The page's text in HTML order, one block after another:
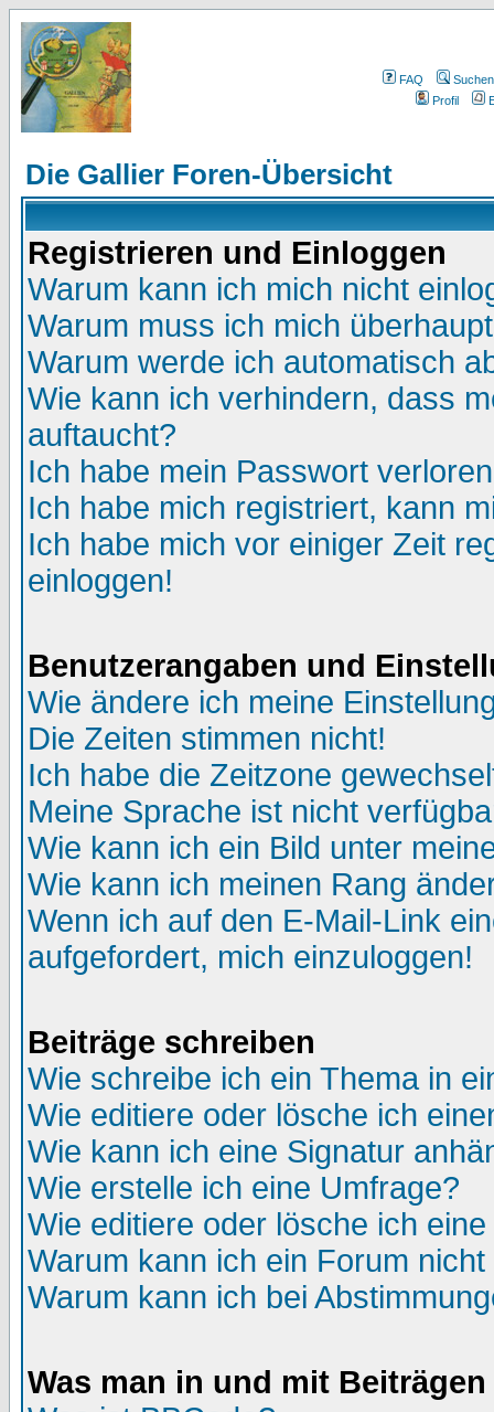
FAQ
Suchen
Profil
Die Gallier Foren-Übersicht
Registrieren und Einloggen
Warum kann ich mich nicht
Warum muss ich mich
Warum werde ich automatisch
Wie kann ich verhindern, dass
auftaucht?
Ich habe mein Passwort
Ich habe mich registriert, kann
Ich habe mich vor einiger Zeit
einloggen!
Benutzerangaben und
Wie ändere ich meine
Die Zeiten stimmen nicht!
Ich habe die Zeitzone
Meine Sprache ist nicht
Wie kann ich ein Bild unter
Wie kann ich meinen Rang
Wenn ich auf den E-Mail-Link
aufgefordert, mich einzuloggen!
Beiträge schreiben
Wie schreibe ich ein Thema in
Wie editiere oder lösche ich
Wie kann ich eine Signatur
Wie erstelle ich eine Umfrage?
Wie editiere oder lösche ich
Warum kann ich ein Forum
Warum kann ich bei
Was man in und mit